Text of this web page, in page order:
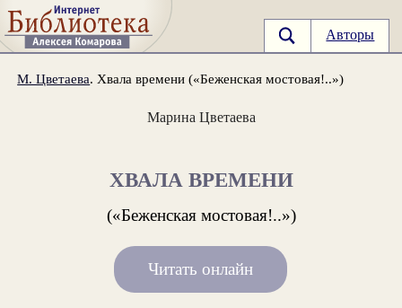
Авторы
М. Цветаева. Хвала времени («Беженская мостовая!..»)
Марина Цветаева
ХВАЛА ВРЕМЕНИ
(«Беженская мостовая!..»)
Читать онлайн